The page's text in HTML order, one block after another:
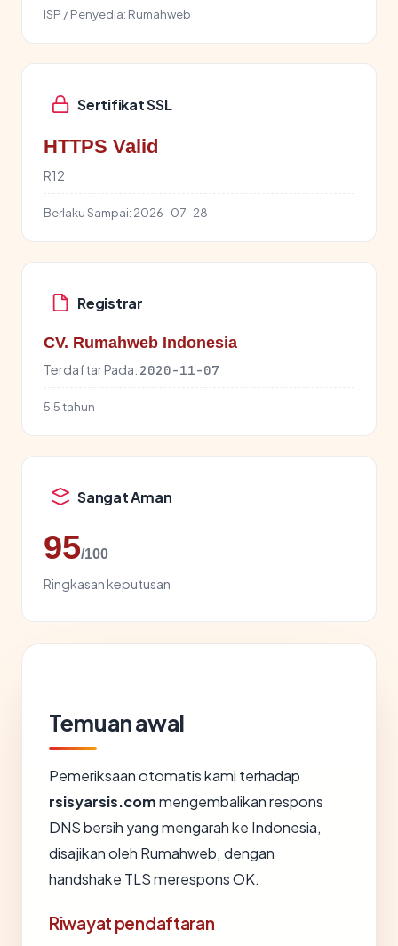
ISP / Penyedia: Rumahweb
Sertifikat SSL
HTTPS Valid
R12
Berlaku Sampai: 2026-07-28
Registrar
CV. Rumahweb Indonesia
Terdaftar Pada: 2020-11-07
5.5 tahun
Sangat Aman
95/100
Ringkasan keputusan
Temuan awal
Pemeriksaan otomatis kami terhadap
rsisyarsis.commengembalikan respons
DNS bersih yang mengarah ke Indonesia,
disajikan oleh Rumahweb, dengan
handshake TLS merespons OK.
Riwayat pendaftaran